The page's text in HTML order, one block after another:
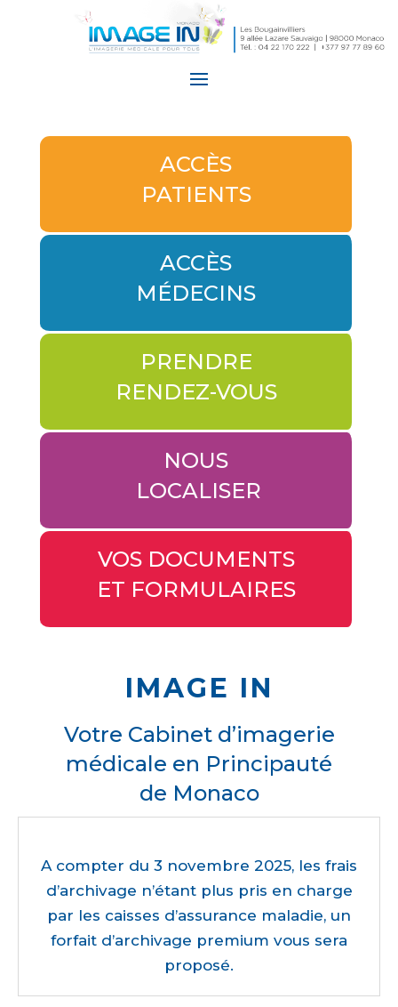
ACCÈS
PATIENTS
ACCÈS
MÉDECINS
PRENDRE
RENDEZ-VOUS
NOUS
LOCALISER
VOS DOCUMENTS
ET FORMULAIRES
IMAGE IN
Votre Cabinet d’imagerie
médicale en Principauté
de Monaco
A compter du 3 novembre 2025, les frais
d’archivage n’étant plus pris en charge
par les caisses d’assurance maladie, un
forfait d’archivage premium vous sera
proposé.